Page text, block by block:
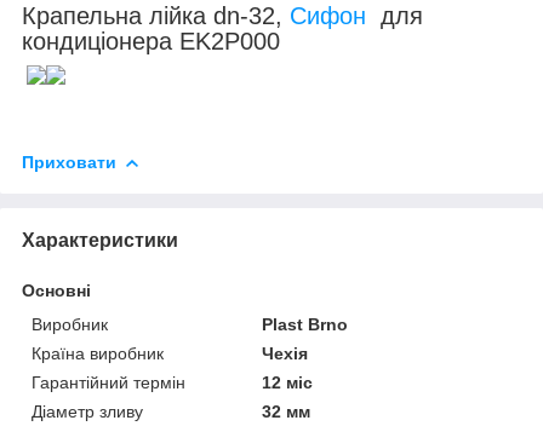
Крапельна лійка dn-32, Сифон для
кондиціонера EK2P000
Приховати
Характеристики
Основні
Виробник
Plast Brno
Країна виробник
Чехія
Гарантійний термін
12 міс
Діаметр зливу
32 мм